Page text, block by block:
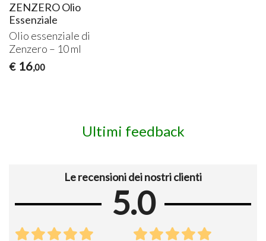
ZENZERO Olio
Essenziale
Olio essenziale di
Zenzero – 10 ml
€ 16,00
Ultimi feedback
Le recensioni dei nostri clienti
5.0